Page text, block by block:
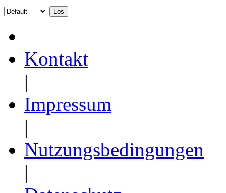
Kontakt
|
Impressum
|
Nutzungsbedingungen
|